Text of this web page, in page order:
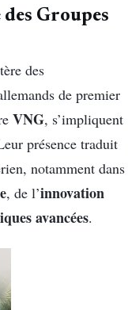
Groupes
des
de premier
VNG, s’impliquent
présence traduit
notamment dans
, de l’innovation
avancées.